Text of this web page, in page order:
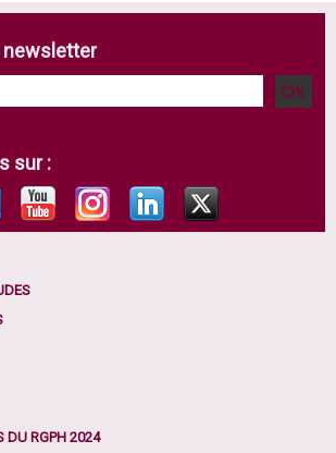
newsletter
sur :
DU RGPH 2024